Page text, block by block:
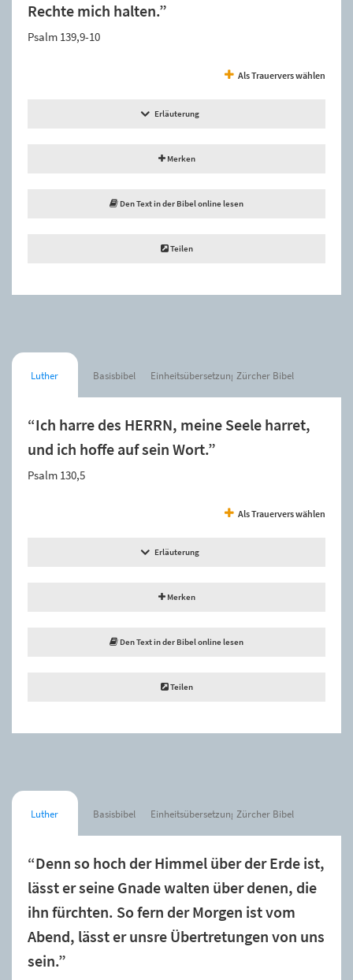
Rechte mich halten.”
Psalm 139,9-10
Als Trauervers wählen
Erläuterung
Merken
Den Text in der Bibel online lesen
Teilen
Luther Basisbibel Einheitsübersetzung Zürcher Bibel
“Ich harre des HERRN, meine Seele harret,
und ich hoffe auf sein Wort.”
Psalm 130,5
Als Trauervers wählen
Erläuterung
Merken
Den Text in der Bibel online lesen
Teilen
Luther Basisbibel Einheitsübersetzung Zürcher Bibel
“Denn so hoch der Himmel über der Erde ist,
lässt er seine Gnade walten über denen, die
ihn fürchten. So fern der Morgen ist vom
Abend, lässt er unsre Übertretungen von uns
sein.”